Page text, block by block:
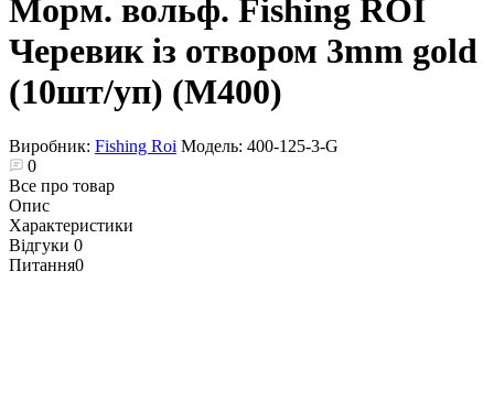
Морм. вольф. Fishing ROI
Черевик із отвором 3mm gold
(10шт/уп) (M400)
Виробник: Fishing Roi Модель: 400-125-3-G
0
Все про товар
Опис
Характеристики
Відгуки 0
Питання0